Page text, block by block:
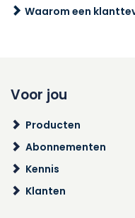
Waarom een
Voor jou
Producten
Abonnementen
Kennis
Klanten